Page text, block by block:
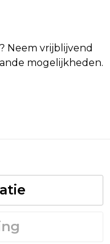
Neem vrijblijvend
mogelijkheden.